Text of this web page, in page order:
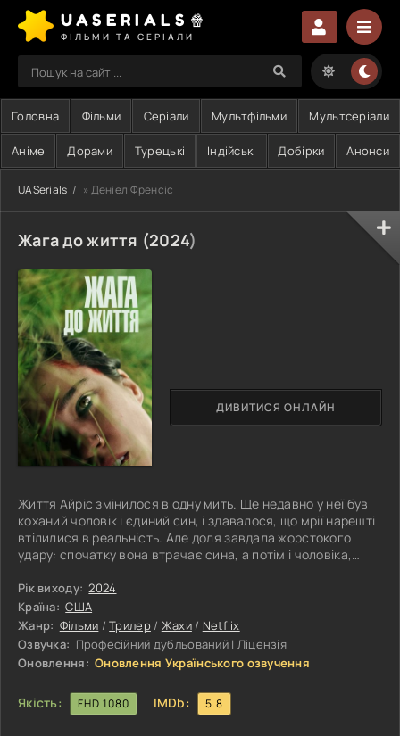
UASERIALS🍿
ФІЛЬМИ ТА СЕРІАЛИ
Головна Фільми Серіали Мультфільми Мультсеріали
Аніме Дорами Турецькі Індійські Добірки Анонси
UASerials » Деніел Френсіс
Жага до життя (2024)
Життя Айріс змінилося в одну мить. Ще недавно у неї був
коханий чоловік і єдиний син, і здавалося, що мрії нарешті
втілилися в реальність. Але доля завдала жорстокого
удару: спочатку вона втрачає сина, а потім і чоловіка,
жодні спроби повернутися до колишнього життя не
приносять полегшення — біль тільки наростає. У відчаї
Айріс намагається знайти розраду в спілкуванні з людьми,
але відчуває себе ще більш спустошеною. Тоді вона
вирішує
Рік виходу: 2024
Країна: США
Жанр: Фільми /Трилер/ Жахи/ Netflix
Озвучка: Професійний дубльований | Ліцензія
Оновлення: Оновлення Українського озвучення
Якість: FHD 1080 IMDb: 5.8
ДИВИТИСЯ ОНЛАЙН